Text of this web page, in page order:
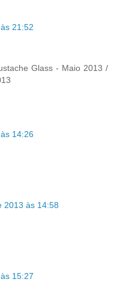
21:52
Glass - Maio 2013 /
14:26
2013 às 14:58
15:27